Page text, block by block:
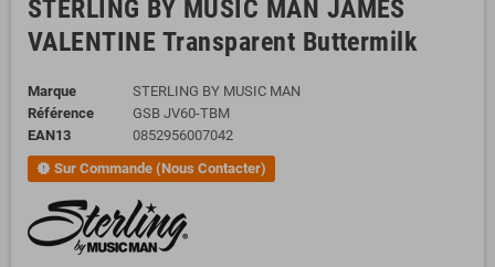
STERLING BY MUSIC MAN JAMES
VALENTINE Transparent Buttermilk
Marque
STERLING BY MUSIC MAN
Référence
GSB JV60-TBM
EAN13
0852956007042
new_releases Sur Commande (Nous Contacter)